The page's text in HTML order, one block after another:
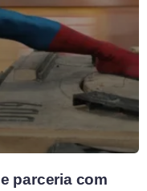
parceria com